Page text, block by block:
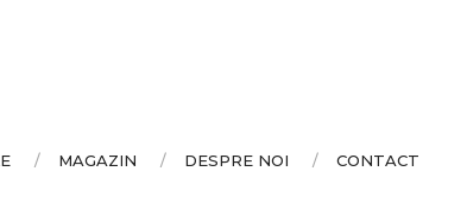
MAGAZIN DESPRE NOI CONTACT